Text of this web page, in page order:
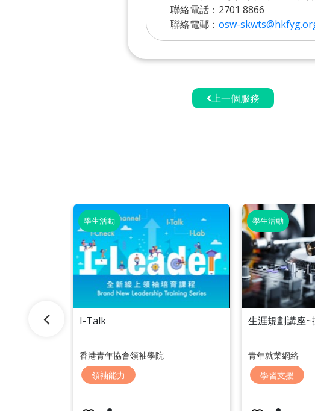
聯絡電話：2701 8866
聯絡電郵： osw-
上一個服務
學生活動
I-Talk
香港青年協會領袖學院
領袖能力
學生活動
生涯規劃講座~
青年就業網絡
學習支援